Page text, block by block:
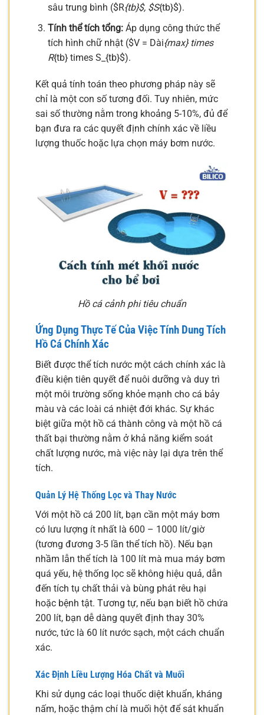
sâu trung bình ($R{tb}$, $S{tb}$).
Tính thể tích tổng:Áp dụng công thức thể
tích hình chữ nhật ($V = Dài{max} times
R{tb} times S_{tb}$).
Kết quả tính toán theo phương pháp này sẽ
chỉ là một con số tương đối. Tuy nhiên, mức
sai số thường nằm trong khoảng 5-10%, đủ để
bạn đưa ra các quyết định chính xác về liều
lượng thuốc hoặc lựa chọn máy bơm nước.
Hồ cá cảnh phi tiêu chuẩn
Ứng Dụng Thực Tế Của Việc Tính Dung Tích
Hồ Cá Chính Xác
Biết được thể tích nước một cách chính xác là
điều kiện tiên quyết để nuôi dưỡng và duy trì
một môi trường sống khỏe mạnh cho cá bảy
màu và các loài cá nhiệt đới khác. Sự khác
biệt giữa một hồ cá thành công và một hồ cá
thất bại thường nằm ở khả năng kiểm soát
chất lượng nước, mà việc này lại dựa trên thể
tích.
Quản Lý Hệ Thống Lọc và Thay Nước
Với một hồ cá 200 lít, bạn cần một máy bơm
có lưu lượng ít nhất là 600 – 1000 lít/giờ
(tương đương 3-5 lần thể tích hồ). Nếu bạn
nhầm lẫn thể tích là 100 lít mà mua máy bơm
quá yếu, hệ thống lọc sẽ không hiệu quả, dẫn
đến tích tụ chất thải và bùng phát rêu hại
hoặc bệnh tật. Tương tự, nếu bạn biết hồ chứa
200 lít, bạn dễ dàng quyết định thay 30%
nước, tức là 60 lít nước sạch, một cách chuẩn
xác.
Xác Định Liều Lượng Hóa Chất và Muối
Khi sử dụng các loại thuốc diệt khuẩn, kháng
nấm, hoặc thậm chí là muối hột để sát khuẩn